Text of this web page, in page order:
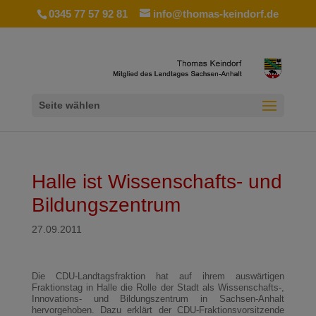
0345 77 57 92 81 info@thomas-keindorf.de
Seite wählen
Halle ist Wissenschafts- und
Bildungszentrum
27.09.2011
Die CDU-Landtagsfraktion hat auf ihrem auswärtigen
Fraktionstag in Halle die Rolle der Stadt als Wissenschafts-,
Innovations- und Bildungszentrum in Sachsen-Anhalt
hervorgehoben. Dazu erklärt der CDU-Fraktionsvorsitzende